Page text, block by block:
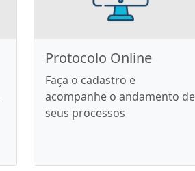
Protocolo Online
Faça o cadastro e
acompanhe o andamento de
seus processos